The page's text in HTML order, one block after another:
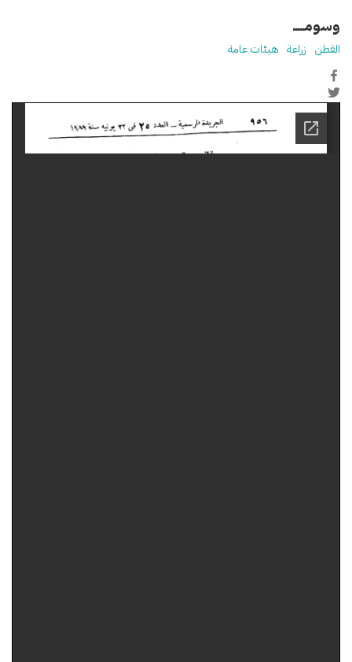
وسومـــــ
القطن زراعة هيئات عامة